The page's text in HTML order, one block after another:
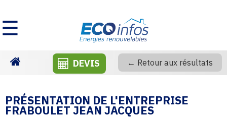
☰
DEVIS ← Retour aux résultats
PRÉSENTATION DE L'ENTREPRISE
FRABOULET JEAN JACQUES